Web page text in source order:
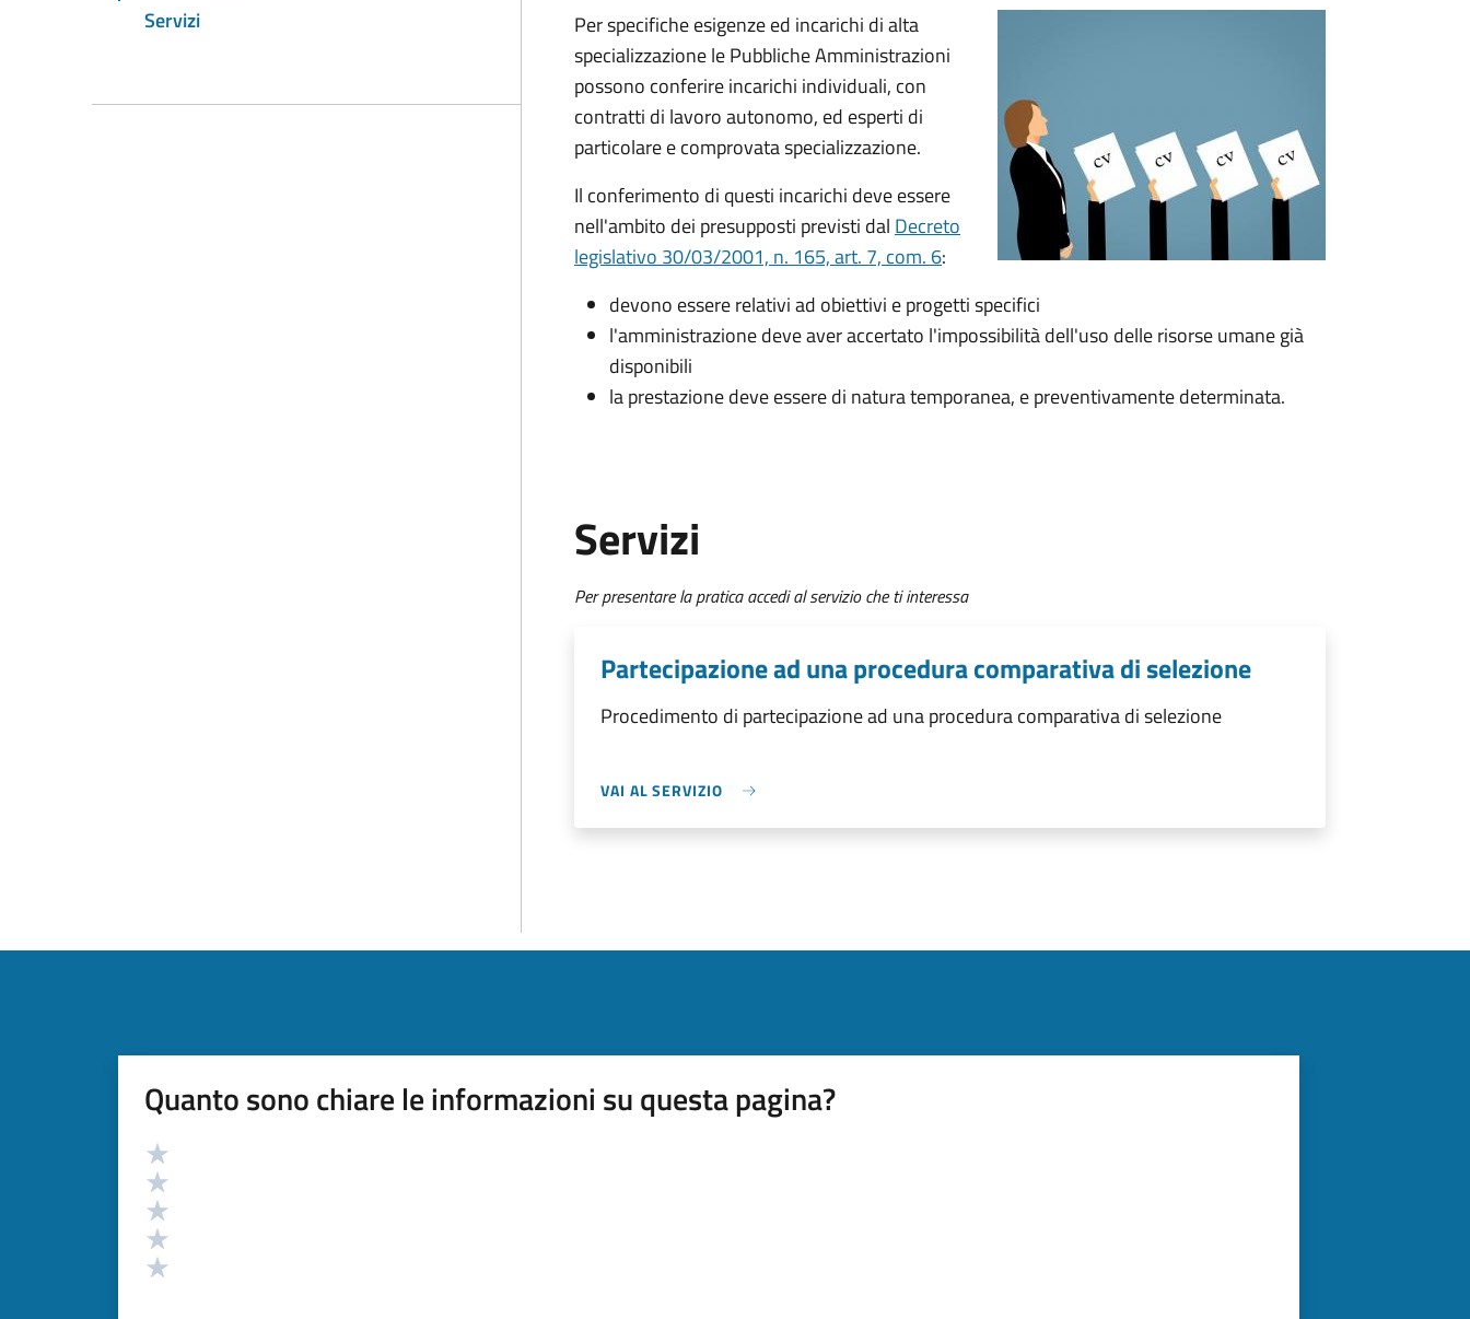
Servizi
Per specifiche esigenze ed incarichi di alta
specializzazione le Pubbliche Amministrazioni
possono conferire incarichi individuali, con
contratti di lavoro autonomo, ed esperti di
particolare e comprovata specializzazione.
Il conferimento di questi incarichi deve essere
nell'ambito dei presupposti previsti dal Decreto
legislativo 30/03/2001, n. 165, art. 7, com. 6:
devono essere relativi ad obiettivi e progetti specifici
l'amministrazione deve aver accertato l'impossibilità dell'uso delle risorse umane già
disponibili
la prestazione deve essere di natura temporanea, e preventivamente determinata.
Servizi
Per presentare la pratica accedi al servizio che ti interessa
Partecipazione ad una procedura comparativa di selezione
Procedimento di partecipazione ad una procedura comparativa di selezione
VAI AL SERVIZIO
Quanto sono chiare le informazioni su questa pagina?
Valutazione